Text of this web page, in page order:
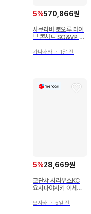
5%570,866원
사쿠라바 토오루 라이
브 콘서트 SO&VP 친
가나가와 ・ 1달 전
5%28,669원
코단샤 시리우스KC
요시다야시키 이세계
실력에 눈치채지 못한
오사카 ・ 5일 전